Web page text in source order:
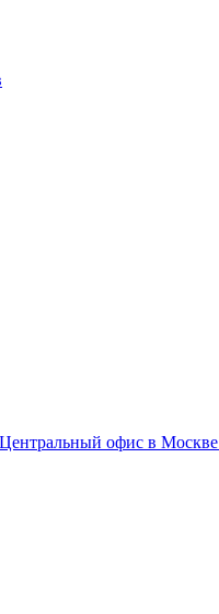
Центральный офис в Москве